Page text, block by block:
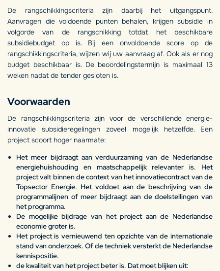
De rangschikkingscriteria zijn daarbij het uitgangspunt.
Aanvragen die voldoende punten behalen, krijgen subsidie in
volgorde van de rangschikking totdat het beschikbare
subsidiebudget op is. Bij een onvoldoende score op de
rangschikkingscriteria, wijzen wij uw aanvraag af. Ook als er nog
budget beschikbaar is. De beoordelingstermijn is maximaal 13
weken nadat de tender gesloten is.
Voorwaarden
De rangschikkingscriteria zijn voor de verschillende energie-
innovatie subsidieregelingen zoveel mogelijk hetzelfde. Een
project scoort hoger naarmate:
Het meer bijdraagt aan verduurzaming van de Nederlandse
energiehuishouding en maatschappelijk relevanter is. Het
project valt binnen de context van het innovatiecontract van de
Topsector Energie. Het voldoet aan de beschrijving van de
programmalijnen of meer bijdraagt aan de doelstellingen van
het programma.
De mogelijke bijdrage van het project aan de Nederlandse
economie groter is.
Het project is vernieuwend ten opzichte van de internationale
stand van onderzoek. Of de techniek versterkt de Nederlandse
kennispositie.
de kwaliteit van het project beter is. Dat moet blijken uit: